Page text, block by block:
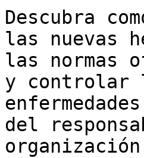
Descubra
las nuevas
las normas
y controlar
del